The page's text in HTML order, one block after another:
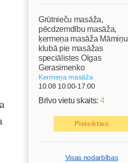
Grūtnieču masāža,
pēcdzemdību masāža,
ķermeņa masāža Māmiņu
klubā pie masāžas
speciālistes Olgas
Gerasimenko
Ķermeņa masāža
10.08 10:00-17:00
Brīvo vietu skaits: 4
Pieteikties
Visas nodarbības